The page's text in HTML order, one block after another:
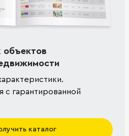
объектов
гарантированной
каталог